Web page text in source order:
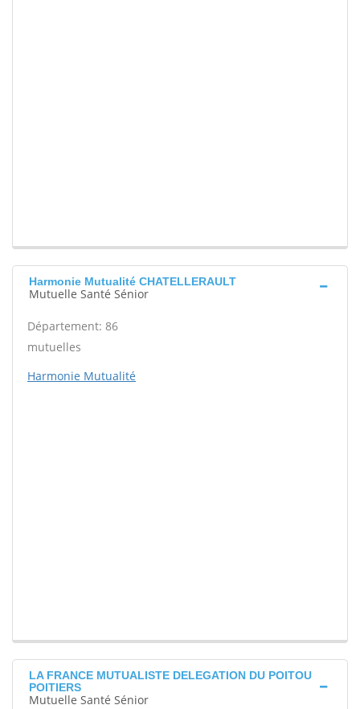
Harmonie Mutualité CHATELLERAULT
Mutuelle Santé Sénior
Département: 86
mutuelles
Harmonie Mutualité
LA FRANCE MUTUALISTE DELEGATION DU POITOU
POITIERS
Mutuelle Santé Sénior